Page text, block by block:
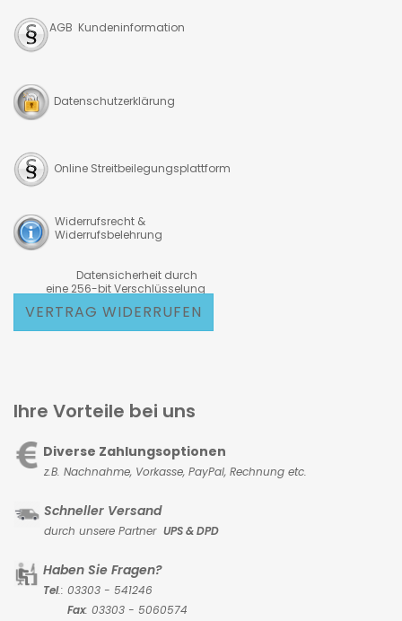
AGB Kundeninformation
Datenschutzerklärung
Online Streitbeilegungsplattform
Widerrufsrecht &
Widerrufsbelehrung
Datensicherheit durch
eine 256-bit Verschlüsselung
VERTRAG WIDERRUFEN
Ihre Vorteile bei uns
Diverse Zahlungsoptionen
z.B. Nachnahme, Vorkasse, PayPal, Rechnung etc.
Schneller Versand
durch unsere Partner UPS & DPD
Haben Sie Fragen?
Tel.: 03303 - 541246
Fax: 03303 - 5060574